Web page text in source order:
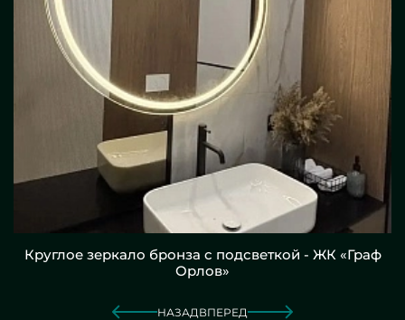
Круглое зеркало бронза с подсветкой - ЖК «Граф
Орлов»
НАЗАД ВПЕРЕД